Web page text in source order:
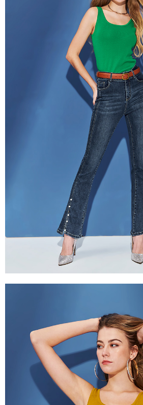
每筆NT$120，滿NT$2,000(含以上)免運費